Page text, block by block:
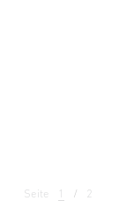
Seite 1 2